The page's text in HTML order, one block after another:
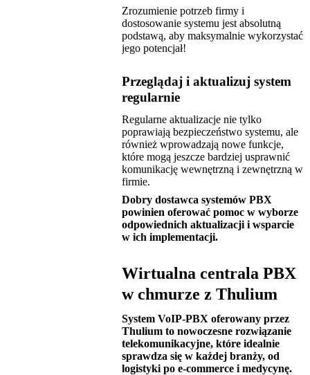
Zrozumienie potrzeb firmy i
dostosowanie systemu jest absolutną
podstawą, aby maksymalnie wykorzystać
jego potencjał!
Przeglądaj i aktualizuj system
regularnie
Regularne aktualizacje nie tylko
poprawiają bezpieczeństwo systemu, ale
również wprowadzają nowe funkcje,
które mogą jeszcze bardziej usprawnić
komunikację wewnętrzną i zewnętrzną w
firmie.
Dobry dostawca systemów PBX
powinien oferować pomoc w wyborze
odpowiednich aktualizacji i wsparcie
w ich implementacji.
Wirtualna centrala PBX
w chmurze z Thulium
System VoIP-PBX oferowany przez
Thulium to nowoczesne rozwiązanie
telekomunikacyjne, które idealnie
sprawdza się w każdej branży, od
logistyki po e-commerce i medycynę.